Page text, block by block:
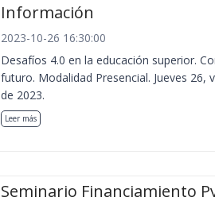
Información
2023-10-26 16:30:00
Desafíos 4.0 en la educación superior.
futuro. Modalidad Presencial. Jueves 26,
de 2023.
Leer más
Seminario Financiamiento